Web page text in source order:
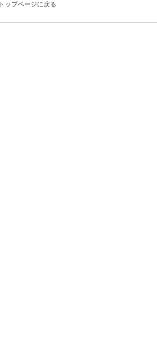
トップページに戻る